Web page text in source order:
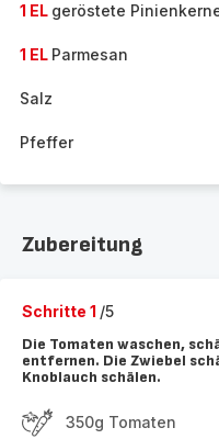
1 EL geröstete
1 EL Parmesan
Salz
Pfeffer
Zubereitung
Schritte 1 /5
Die Tomaten waschen,
entfernen. Die Zwiebel
Knoblauch schälen.
350g Tomaten